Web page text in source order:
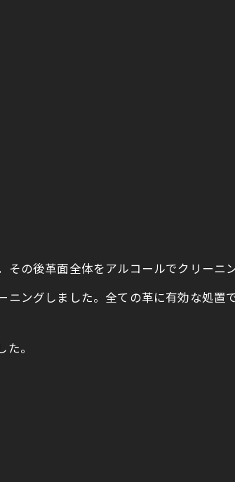
の後革面全体をアルコールでクリーニ
ングしました。全ての革に有効な処置
。